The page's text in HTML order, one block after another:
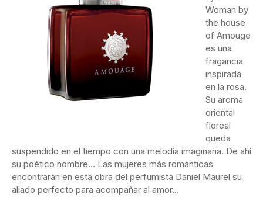
Woman by
the house
of Amouge
es una
fragancia
inspirada
en la rosa.
Su aroma
oriental
floreal
queda
suspendido en el tiempo con una melodía imaginaria. De ahí
su poético nombre… Las mujeres más románticas
encontrarán en esta obra del perfumista Daniel Maurel su
aliado perfecto para acompañar al amor…